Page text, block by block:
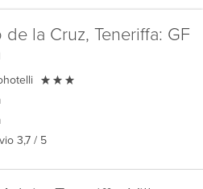
de la Cruz, Teneriffa: GF

3,7 / 5